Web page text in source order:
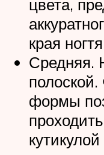
цвета,
края
Средняя.
формы